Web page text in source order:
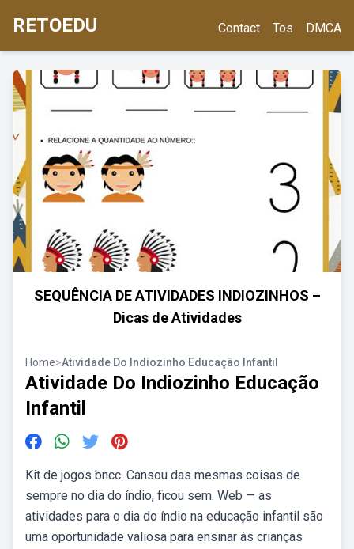
RETOEDU Contact Tos DMCA
SEQUÊNCIA DE ATIVIDADES INDIOZINHOS –
Dicas de Atividades
Home>Atividade Do Indiozinho Educação Infantil
Atividade Do Indiozinho Educação
Infantil
Kit de jogos bncc. Cansou das mesmas coisas de
sempre no dia do índio, ficou sem. Web — as
atividades para o dia do índio na educação infantil são
uma oportunidade valiosa para ensinar às crianças